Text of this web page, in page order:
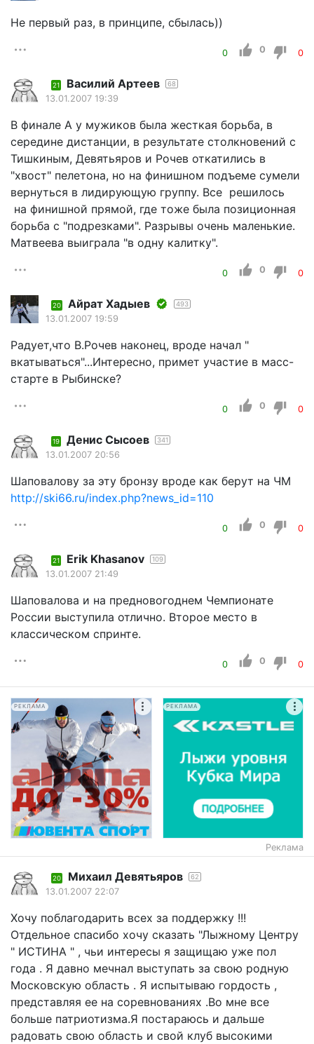
Не первый раз, в принципе, сбылась))
0 0 0
21 Василий Артеев 68
13.01.2007 19:39
В финале А у мужиков была жесткая борьба, в
середине дистанции, в результате столкновений с
Тишкиным, Девятьяров и Рочев откатились в
"хвост" пелетона, но на финишном подъеме сумели
вернуться в лидирующую группу. Все решилось
на финишной прямой, где тоже была позиционная
борьба с "подрезками". Разрывы очень маленькие.
Матвеева выиграла "в одну калитку".
0 0 0
20 Айрат Хадыев 493
13.01.2007 19:59
Радует,что В.Рочев наконец, вроде начал "
вкатываться"...Интересно, примет участие в масс-
старте в Рыбинске?
0 0 0
19 Денис Сысоев 341
13.01.2007 20:56
Шаповалову за эту бронзу вроде как берут на ЧМ
http://ski66.ru/index.php?news_id=110
0 0 0
21 Erik Khasanov 109
13.01.2007 21:49
Шаповалова и на предновогоднем Чемпионате
России выступила отлично. Второе место в
классическом спринте.
0 0 0
РЕКЛАМА РЕКЛАМА
Реклама
20 Михаил Девятьяров 62
13.01.2007 22:07
Хочу поблагодарить всех за поддержку !!!
Отдельное спасибо хочу сказать "Лыжному Центру
" ИСТИНА " , чьи интересы я защищаю уже пол
года . Я давно мечнал выступать за свою родную
Московскую область . Я испытываю гордость ,
представляя ее на соревнованиях .Во мне все
больше патриотизма.Я постараюсь и дальше
радовать свою область и свой клуб высокими